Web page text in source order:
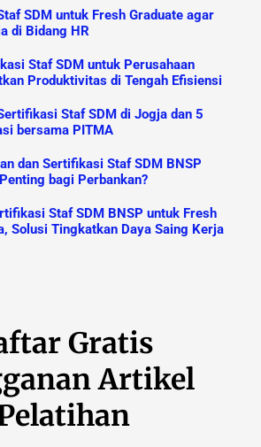
SDM untuk Fresh Graduate agar
di Bidang HR
Staf SDM untuk Perusahaan
Produktivitas di Tengah Efisiensi
Staf SDM di Jogja dan 5
bersama PITMA
dan Sertifikasi Staf SDM BNSP
bagi Perbankan?
Staf SDM BNSP untuk Fresh
Solusi Tingkatkan Daya Saing Kerja
Gratis
Artikel